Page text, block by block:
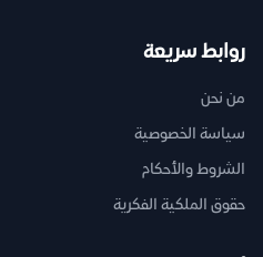
روابط سريعة
من نحن
سياسة الخصوصية
الشروط والأحكام
حقوق الملكية الفكرية